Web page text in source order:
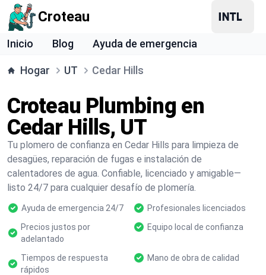
Croteau
Inicio Blog Ayuda de emergencia
Hogar UT Cedar Hills
Croteau Plumbing en
Cedar Hills, UT
Tu plomero de confianza en Cedar Hills para limpieza de
desagües, reparación de fugas e instalación de
calentadores de agua. Confiable, licenciado y amigable—
listo 24/7 para cualquier desafío de plomería.
Ayuda de emergencia 24/7
Profesionales licenciados
Precios justos por
adelantado
Equipo local de confianza
Tiempos de respuesta
rápidos
Mano de obra de calidad